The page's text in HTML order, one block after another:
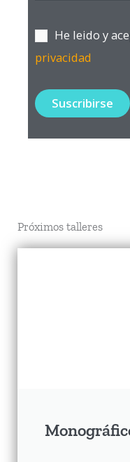
He leido y
privacidad
Próximos talleres